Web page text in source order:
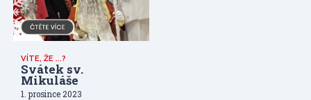
VÍTE, ŽE ...?
Svátek sv.
Mikuláše
1. prosince 2023